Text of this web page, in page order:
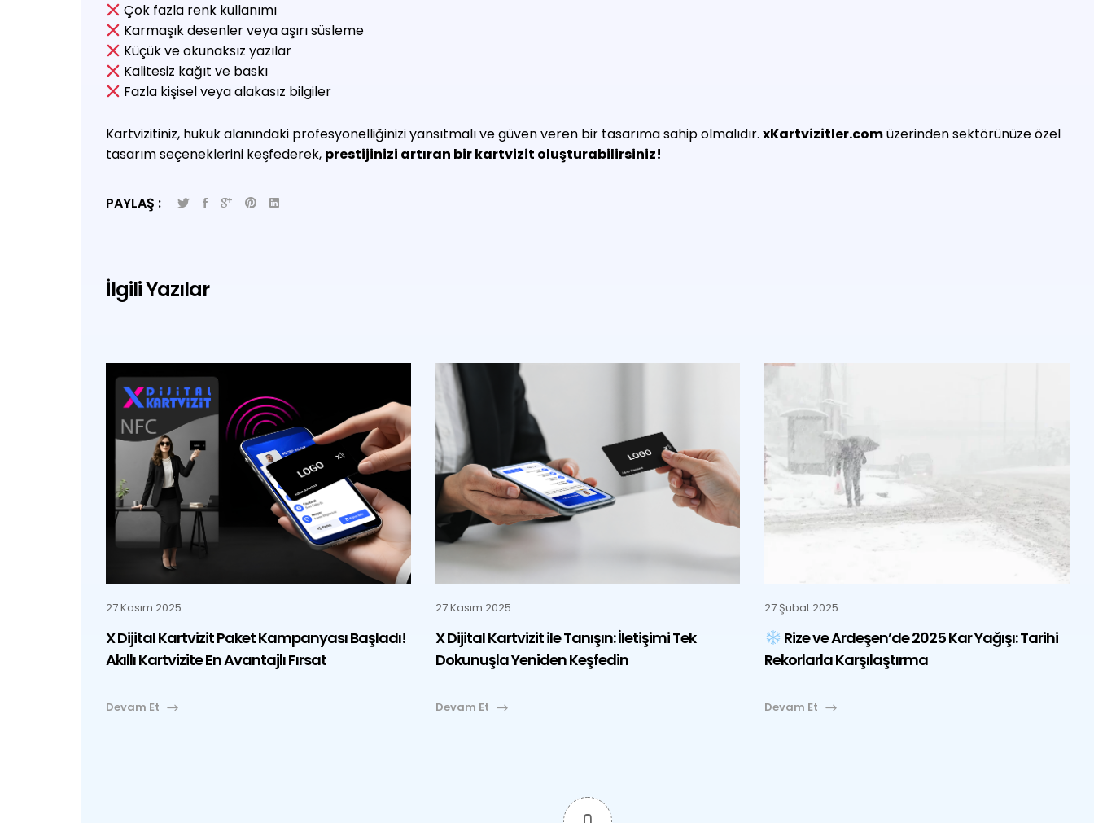
Çok fazla renk kullanımı
Karmaşık desenler veya aşırı süsleme
Küçük ve okunaksız yazılar
Kalitesiz kağıt ve baskı
Fazla kişisel veya alakasız bilgiler
Kartvizitiniz, hukuk alanındaki profesyonelliğinizi yansıtmalı ve güven veren bir tasarıma sahip olmalıdır. xKartvizitler.comüzerinden sektörünüze özel
tasarım seçeneklerini keşfederek, prestijinizi artıran bir kartvizit oluşturabilirsiniz!
PAYLAŞ :
İlgili Yazılar
27 Kasım 2025
X Dijital Kartvizit Paket Kampanyası Başladı!
Akıllı Kartvizite En Avantajlı Fırsat
Devam Et
27 Kasım 2025
X Dijital Kartvizit ile Tanışın: İletişimi Tek
Dokunuşla Yeniden Keşfedin
Devam Et
27 Şubat 2025
Rize ve Ardeşen’de 2025 Kar Yağışı: Tarihi
Rekorlarla Karşılaştırma
Devam Et